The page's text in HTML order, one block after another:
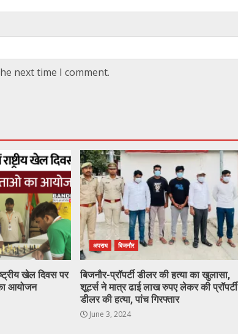
next time I comment.
खेल दिवस पर
आयोजन
अपराध बिजनौर
बिजनौर-प्रॉपर्टी डीलर की हत्या का खुलासा,
शूटर्स ने मात्र ढाई लाख रुपए लेकर की प्रॉपर्टी
डीलर की हत्या, पांच गिरफ्तार
June 3, 2024